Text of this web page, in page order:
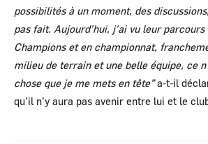
possibilités à un moment, des
pas fait. Aujourd’hui, j’ai vu leur parcours
Champions et en championnat,
milieu de terrain et une belle équipe, ce
chose que je me mets en tête”a-t-il
qu’il n’y aura pas avenir entre lui et le